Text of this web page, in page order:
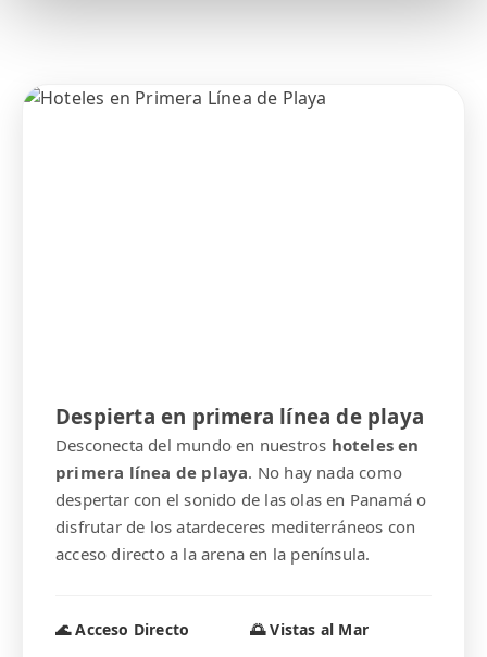
Despierta en primera línea de playa
Desconecta del mundo en nuestros hoteles en
primera línea de playa. No hay nada como
despertar con el sonido de las olas en Panamá o
disfrutar de los atardeceres mediterráneos con
acceso directo a la arena en la península.
🌊 Acceso Directo 🌅 Vistas al Mar